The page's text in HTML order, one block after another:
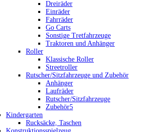
Dreiräder
Einräder
Fahrräder
Go Carts
Sonstige Tretfahrzeuge
Traktoren und Anhänger
Roller
Klassische Roller
Streetroller
Rutscher/Sitzfahrzeuge und Zubehör
Anhänger
Laufräder
Rutscher/Sitzfahrzeuge
Zubehör5
Kindergarten
Rucksäcke, Taschen